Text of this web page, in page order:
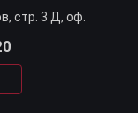
стр. 3 Д, оф.